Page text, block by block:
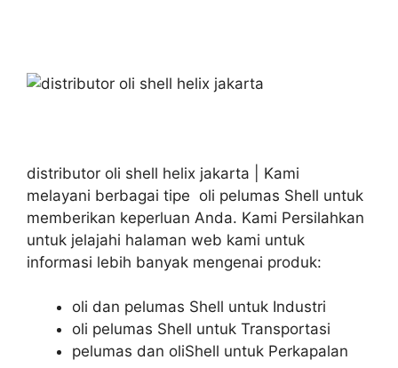
distributor oli shell helix jakarta | Kami
melayani berbagai tipe oli pelumas Shell untuk
memberikan keperluan Anda. Kami Persilahkan
untuk jelajahi halaman web kami untuk
informasi lebih banyak mengenai produk:
oli dan pelumas Shell untuk Industri
oli pelumas Shell untuk Transportasi
pelumas dan oliShell untuk Perkapalan